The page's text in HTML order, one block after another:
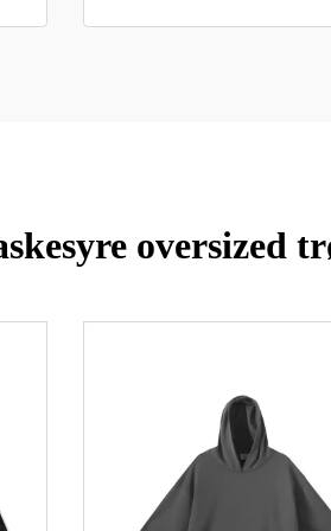
oversized